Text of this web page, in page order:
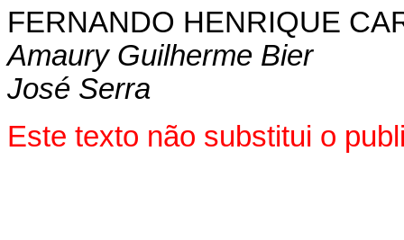
FERNANDO HENRIQUE
Amaury Guilherme Bier
José Serra
Este texto não substitui o